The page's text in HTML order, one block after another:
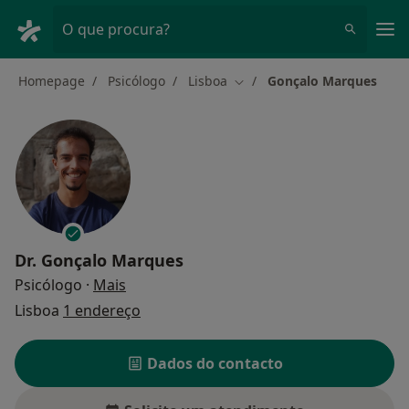
O que procura?
Homepage Psicólogo Lisboa Mudar de cidade
Gonçalo Marques
Dr. Gonçalo Marques
Psicólogo · Mais
Lisboa 1 endereço
Dados do contacto